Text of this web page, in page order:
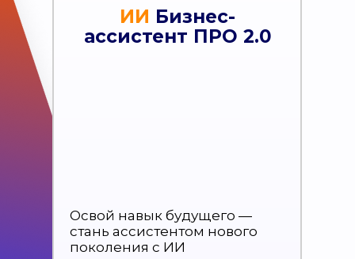
ИИ Бизнес-
ассистент ПРО 2.0
Освой навык будущего —
стань ассистентом нового
поколения с ИИ
«ИИ-прорыв в профессии
ассистент: работай быстрее,
Вы узнаете:
— Как превратить бесконечные
«организуй», «сформируй» и «найди» от